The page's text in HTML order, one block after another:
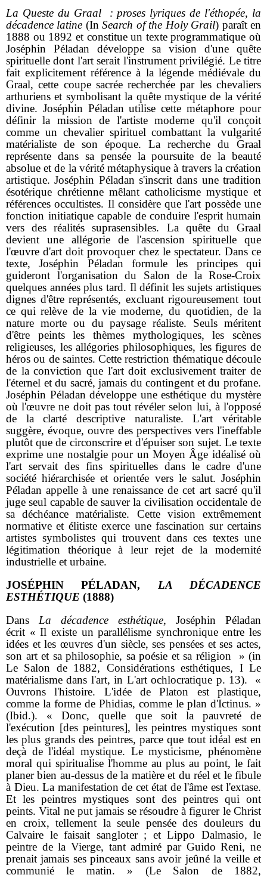
La Queste du Graal
: proses lyriques de l'éthopée, la
décadence latine (InSearch of the Holy Grail) paraît en
1888 ou 1892 et constitue un texte programmatique où
Joséphin Péladan développe sa vision d'une quête
spirituelle dont l'art serait l'instrument privilégié. Le titre
fait explicitement référence à la légende médiévale du
Graal, cette coupe sacrée recherchée par les chevaliers
arthuriens et symbolisant la quête mystique de la vérité
divine. Joséphin Péladan utilise cette métaphore pour
définir la mission de l'artiste moderne qu'il conçoit
comme un chevalier spirituel combattant la vulgarité
matérialiste de son époque. La recherche du Graal
représente dans sa pensée la poursuite de la beauté
absolue et de la vérité métaphysique à travers la création
artistique. Joséphin Péladan s'inscrit dans une tradition
ésotérique chrétienne mêlant catholicisme mystique et
références occultistes. Il considère que l'art possède une
fonction initiatique capable de conduire l'esprit humain
vers des réalités suprasensibles. La quête du Graal
devient une allégorie de l'ascension spirituelle que
l'œuvre d'art doit provoquer chez le spectateur. Dans ce
texte, Joséphin Péladan formule les principes qui
guideront l'organisation du Salon de la Rose-Croix
quelques années plus tard. Il définit les sujets artistiques
dignes d'être représentés, excluant rigoureusement tout
ce qui relève de la vie moderne, du quotidien, de la
nature morte ou du paysage réaliste. Seuls méritent
d'être peints les thèmes mythologiques, les scènes
religieuses, les allégories philosophiques, les figures de
héros ou de saintes. Cette restriction thématique découle
de la conviction que l'art doit exclusivement traiter de
l'éternel et du sacré, jamais du contingent et du profane.
Joséphin Péladan développe une esthétique du mystère
où l'œuvre ne doit pas tout révéler selon lui, à l'opposé
de la clarté descriptive naturaliste. L'art véritable
suggère, évoque, ouvre des perspectives vers l'ineffable
plutôt que de circonscrire et d'épuiser son sujet. Le texte
exprime une nostalgie pour un Moyen Âge idéalisé où
l'art servait des fins spirituelles dans le cadre d'une
société hiérarchisée et orientée vers le salut. Joséphin
Péladan appelle à une renaissance de cet art sacré qu'il
juge seul capable de sauver la civilisation occidentale de
sa déchéance matérialiste. Cette vision extrêmement
normative et élitiste exerce une fascination sur certains
artistes symbolistes qui trouvent dans ces textes une
légitimation théorique à leur rejet de la modernité
industrielle et urbaine.
JOSÉPHIN PÉLADAN, LA DÉCADENCE
ESTHÉTIQUE (1888)
Dans La décadence esthétique, Joséphin Péladan
écrit « Il existe un parallélisme synchronique entre les
idées et les œuvres d'un siècle, ses pensées et ses actes,
son art et sa philosophie, sa poésie et sa réligion » (in
Le Salon de 1882, Considérations esthétiques, I Le
matérialisme dans l'art, in L'art ochlocratique p. 13). «
Ouvrons l'histoire. L'idée de Platon est plastique,
comme la forme de Phidias, comme le plan d'Ictinus. »
(Ibid.). « Donc, quelle que soit la pauvreté de
l'exécution [des peintures], les peintres mystiques sont
les plus grands des peintres, parce que tout idéal est en
deçà de l'idéal mystique. Le mysticisme, phénomène
moral qui spiritualise l'homme au plus au point, le fait
planer bien au-dessus de la matière et du réel et le fibule
à Dieu. La manifestation de cet état de l'âme est l'extase.
Et les peintres mystiques sont des peintres qui ont
peints. Vital ne put jamais se résoudre à figurer le Christ
en croix, tellement la seule pensée des douleurs du
Calvaire le faisait sangloter ; et Lippo Dalmasio, le
peintre de la Vierge, tant admiré par Guido Reni, ne
prenait jamais ses pinceaux sans avoir jeûné la veille et
communié le matin. » (Le Salon de 1882,